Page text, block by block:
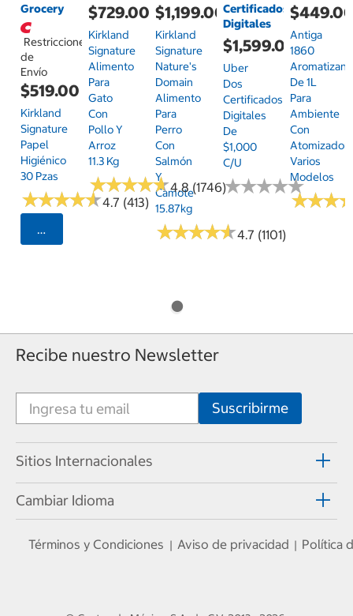
Grocery
Restricciones
de
Envío
$519.00
Kirkland
Signature
Papel
Higiénico
30 Pzas
★★★★★
★★★★★4.7 (413)
Seleccionar Código Postal
$729.00
Kirkland
Signature
Alimento
Para
Gato
Con
Pollo Y
Arroz
11.3 Kg
★★★★★
★★★★★4.8 (1746)
$1,199.00
Kirkland
Signature
Nature's
Domain
Alimento
Para
Perro
Con
Salmón
Y
Camote
15.87kg
★★★★★
★★★★★4.7 (1101)
Certificados
Digitales
$1,599.00
Uber
Dos
Certificados
Digitales
De
$1,000
C/u
★★★★★
★★★★★
Antiga
1860
De 1L
Para
Ambiente
Con
Atomizador,
Varios
Modelos
★★★
★★★
Recibe nuestro Newsletter
Sitios Internacionales
Cambiar Idioma
Términos y Condiciones | Aviso de privacidad | Política